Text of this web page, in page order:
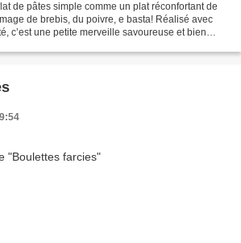
de pâtes simple comme un plat réconfortant de
de brebis, du poivre, e basta! Réalisé avec
c’est une petite merveille savoureuse et bien